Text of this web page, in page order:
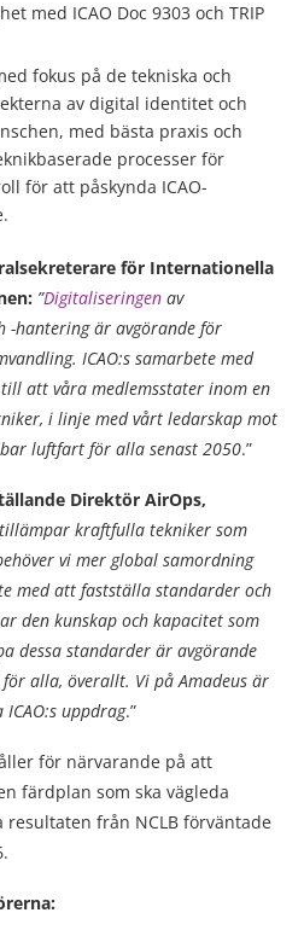
med ICAO Doc 9303 och TRIP
fokus på de tekniska och
av digital identitet och
med bästa praxis och
processer för
för att påskynda ICAO-
för Internationella
”Digitaliseringen av
-hantering är avgörande för
ICAO:s samarbete med
att våra medlemsstater inom en
i linje med vårt ledarskap mot
luftfart för alla senast 2050.”
Direktör AirOps,
kraftfulla tekniker som
vi mer global samordning
med att fastställa standarder och
den kunskap och kapacitet som
dessa standarder är avgörande
alla, överallt. Vi på Amadeus är
uppdrag.”
för närvarande på att
färdplan som ska vägleda
från NCLB förväntade